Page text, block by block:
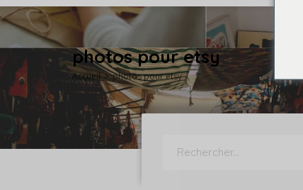
photos pour etsy
Accueil photos pour etsy